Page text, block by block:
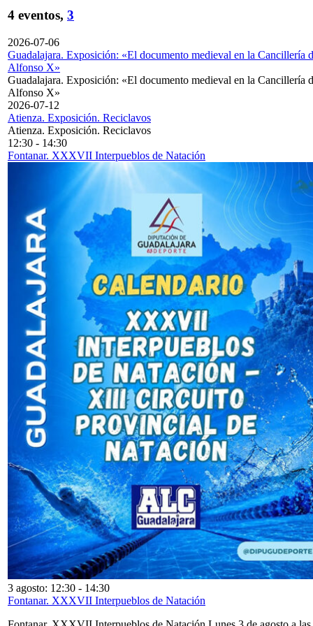
4 eventos, 3
2026-07-06
Guadalajara. Exposición: «El documento medieval en la Cancillería
Alfonso X»
Guadalajara. Exposición: «El documento medieval en la Cancillería
Alfonso X»
2026-07-12
Atienza. Exposición. Reciclavos
Atienza. Exposición. Reciclavos
12:30 - 14:30
Fontanar. XXXVII Interpueblos de Natación
3 agosto: 12:30 - 14:30
Fontanar. XXXVII Interpueblos de Natación